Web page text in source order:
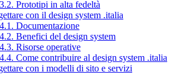
Prototipi in alta fedeltà
con il design system .italia
Documentazione
Benefici del design system
Risorse operative
Come contribuire al design system .italia
con i modelli di sito e servizi